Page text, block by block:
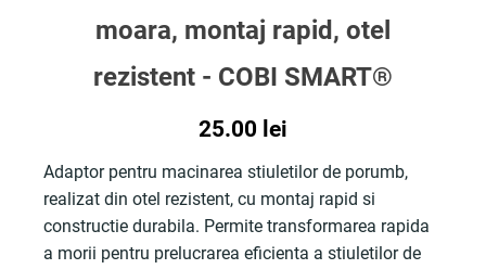
moara, montaj rapid, otel
rezistent - COBI SMART®
25.00 lei
Adaptor pentru macinarea stiuletilor de porumb,
realizat din otel rezistent, cu montaj rapid si
constructie durabila. Permite transformarea rapida
a morii pentru prelucrarea eficienta a stiuletilor de